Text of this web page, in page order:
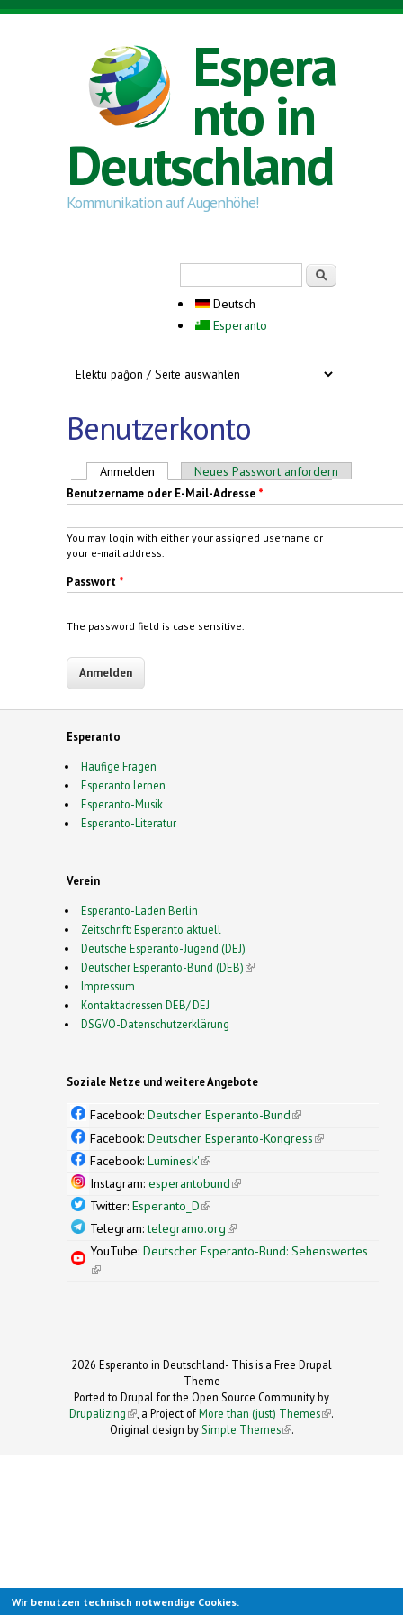
Direkt zum Inhalt
Espera
nto in
Deutschland
Kommunikation auf Augenhöhe!
Deutsch
Esperanto
Benutzerkonto
Haupt-Reiter
Anmelden (aktiver Reiter)
Neues Passwort anfordern
Benutzername oder E-Mail-Adresse *
You may login with either your assigned username or
your e-mail address.
Passwort *
The password field is case sensitive.
Esperanto
Häufige Fragen
Esperanto lernen
Esperanto-Musik
Esperanto-Literatur
Verein
Esperanto-Laden Berlin
Zeitschrift: Esperanto aktuell
Deutsche Esperanto-Jugend (DEJ)
Deutscher Esperanto-Bund (DEB)(link is external)
Impressum
Kontaktadressen DEB/ DEJ
DSGVO-Datenschutzerklärung
Soziale Netze und weitere Angebote
Facebook: Deutscher Esperanto-Bund(link is
external)
Facebook: Deutscher Esperanto-Kongress(link is
Facebook: Luminesk'(link is external)
Instagram: esperantobund(link is external)
Twitter: Esperanto_D(link is external)
Telegram:telegramo.org(link is external)
YouTube: Deutscher Esperanto-Bund: Sehenswertes
(link is external)
2026 Esperanto in Deutschland- This is a Free Drupal
Theme
Ported to Drupal for the Open Source Community by
Drupalizing(link is external)
, a Project ofMore than (just) Themes (link is
.
Original design by Simple Themes
(link is
.
Wir benutzen technisch notwendige Cookies.